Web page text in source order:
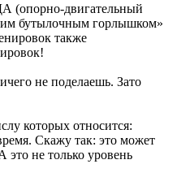
(опорно-двигательный
бутылочным горлышком»
также
не поделаешь. Зато
которых относится:
Скажу так: это может
это не только уровень